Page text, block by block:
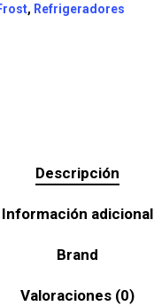
, Refrigeradores
Descripción
Información adicional
Brand
Valoraciones (0)